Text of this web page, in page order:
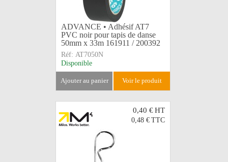
ADVANCE • Adhésif AT7
PVC noir pour tapis de danse
50mm x 33m 161911 / 200392
Réf: AT7050N
Disponible
ajouter au panier voir le produit
0,40 €HT
0,48 € TTC